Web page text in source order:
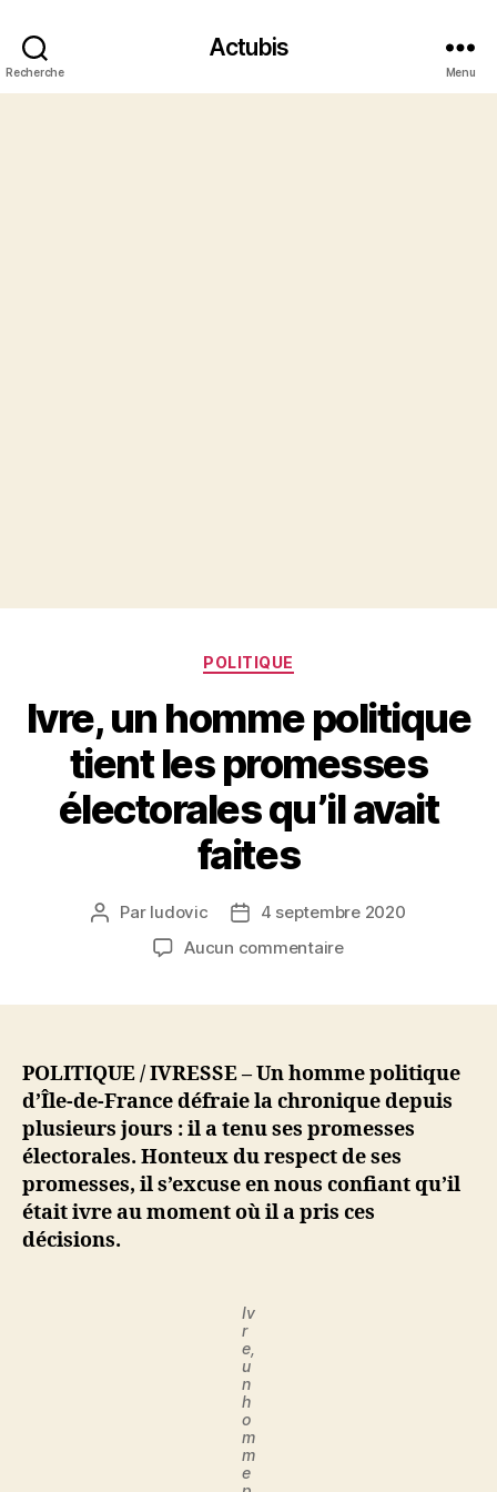
Recherche
Actubis
Menu
Catégories
POLITIQUE
Ivre, un homme politique
tient les promesses
électorales qu’il avait
faites
Auteur
Par ludovic
Date4 septembre 2020
Aucun commentairesur
tient
les
promesses
électorales
qu’il
avait
faites
POLITIQUE / IVRESSE – Un homme politique
d’Île-de-France défraie la chronique depuis
plusieurs jours : il a tenu ses promesses
électorales. Honteux du respect de ses
promesses, il s’excuse en nous confiant qu’il
était ivre au moment où il a pris ces
décisions.
Iv
r
e,
u
n
h
o
m
m
e